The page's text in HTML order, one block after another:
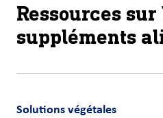
Ressources sur
suppléments
Solutions végétales